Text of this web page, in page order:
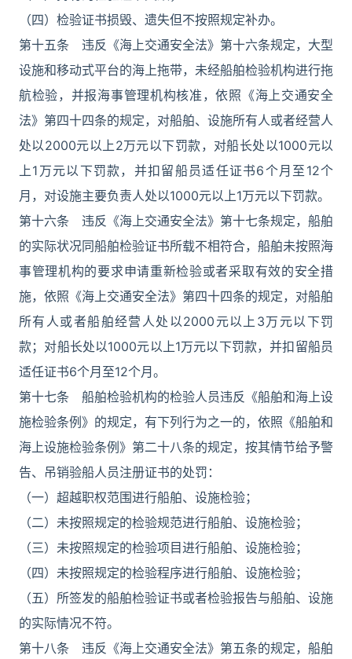
（四）检验证书损毁、遗失但不按照规定补办。
第十五条 违反《海上交通安全法》第十六条规定，大型
设施和移动式平台的海上拖带，未经船舶检验机构进行拖
航检验，并报海事管理机构核准，依照《海上交通安全
法》第四十四条的规定，对船舶、设施所有人或者经营人
处以2000元以上2万元以下罚款，对船长处以1000元以
上1万元以下罚款，并扣留船员适任证书6个月至12个
月，对设施主要负责人处以1000元以上1万元以下罚款。
第十六条 违反《海上交通安全法》第十七条规定，船舶
的实际状况同船舶检验证书所载不相符合，船舶未按照海
事管理机构的要求申请重新检验或者采取有效的安全措
施，依照《海上交通安全法》第四十四条的规定，对船舶
所有人或者船舶经营人处以2000元以上3万元以下罚
款；对船长处以1000元以上1万元以下罚款，并扣留船员
适任证书6个月至12个月。
第十七条 船舶检验机构的检验人员违反《船舶和海上设
施检验条例》的规定，有下列行为之一的，依照《船舶和
海上设施检验条例》第二十八条的规定，按其情节给予警
告、吊销验船人员注册证书的处罚：
（一）超越职权范围进行船舶、设施检验；
（二）未按照规定的检验规范进行船舶、设施检验；
（三）未按照规定的检验项目进行船舶、设施检验；
（四）未按照规定的检验程序进行船舶、设施检验；
（五）所签发的船舶检验证书或者检验报告与船舶、设施
的实际情况不符。
第十八条 违反《海上交通安全法》第五条的规定，船舶